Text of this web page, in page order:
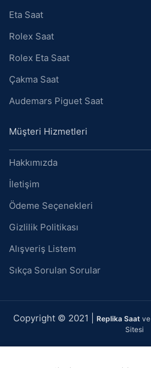
Eta Saat
Rolex Saat
Rolex Eta Saat
Çakma Saat
Audemars Piguet Saat
Müşteri Hizmetleri
Hakkımızda
İletişim
Ödeme Seçenekleri
Gizlilik Politikası
Alışveriş Listem
Sıkça Sorulan Sorular
Copyright © 2021 | Replika Saat ve
Sitesi